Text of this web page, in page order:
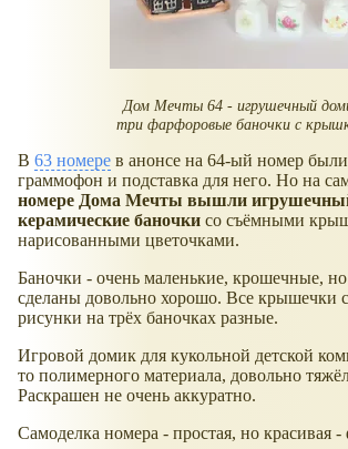
Дом Мечты 64 - игрушечный
три фарфоровые баночки с
В 63 номере в анонсе на 64-ый номер
граммофон и подставка для него. Но на
номере Дома Мечты вышли
керамические баночки со съёмными
нарисованными цветочками.
Баночки - очень маленькие, крошечные,
сделаны довольно хорошо. Все крышечки
рисунки на трёх баночках разные.
Игровой домик для кукольной детской
то полимерного материала, довольно
Раскрашен не очень аккуратно.
Самоделка номера - простая, но красивая